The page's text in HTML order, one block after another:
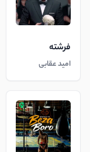
فرشته
امید عقابی